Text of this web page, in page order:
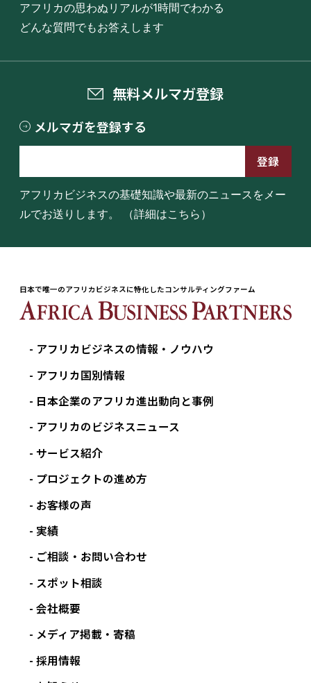
アフリカの思わぬリアルが1時間でわかる
どんな質問でもお答えします
無料メルマガ登録
メルマガを登録する
アフリカビジネスの基礎知識や最新のニュースをメー
ルでお送りします。
（詳細はこちら）
日本で唯一のアフリカビジネスに特化したコンサルティングファーム
アフリカビジネスの情報・ノウハウ
アフリカ国別情報
日本企業のアフリカ進出動向と事例
アフリカのビジネスニュース
サービス紹介
プロジェクトの進め方
お客様の声
実績
ご相談・お問い合わせ
スポット相談
会社概要
メディア掲載・寄稿
採用情報